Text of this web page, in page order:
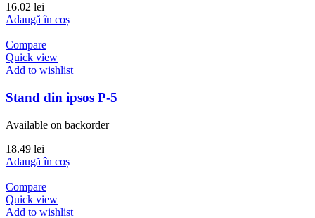
16.02 lei
Adaugă în coș
Compare
Quick view
Add to wishlist
Stand din ipsos P-5
Available on backorder
18.49 lei
Adaugă în coș
Compare
Quick view
Add to wishlist